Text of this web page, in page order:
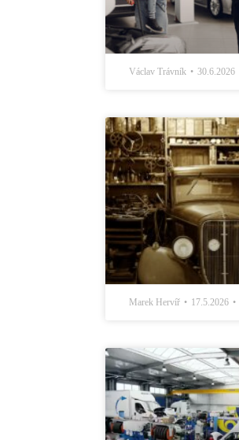
Václav Trávník 30.6.2026
Marek Hervíř 17.5.2026